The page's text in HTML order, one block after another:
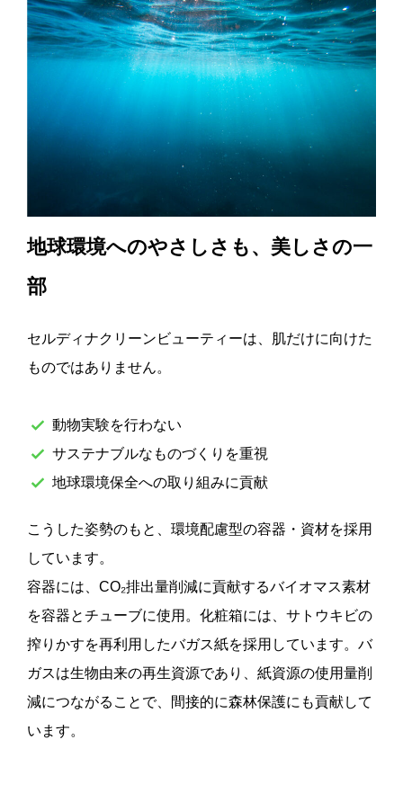
地球環境へのやさしさも、美しさの一
部
セルディナクリーンビューティーは、肌だけに向けた
ものではありません。
動物実験を行わない
サステナブルなものづくりを重視
地球環境保全への取り組みに貢献
こうした姿勢のもと、環境配慮型の容器・資材を採用
しています。
容器には、CO₂排出量削減に貢献するバイオマス素材
を容器とチューブに使用。化粧箱には、サトウキビの
搾りかすを再利用したバガス紙を採用しています。バ
ガスは生物由来の再生資源であり、紙資源の使用量削
減につながることで、間接的に森林保護にも貢献して
います。